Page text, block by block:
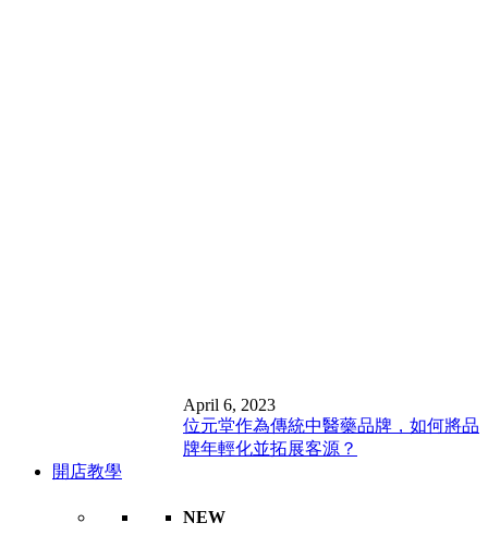
April 6, 2023
位元堂作為傳統中醫藥品牌，如何將品
牌年輕化並拓展客源？
開店教學
NEW